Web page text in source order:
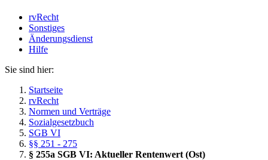
rvRecht
Sonstiges
Änderungsdienst
Hil­fe
Sie sind hier:
Startseite
rvRecht
Normen und Verträge
Sozialgesetzbuch
SGB VI
§§ 251 - 275
§ 255a SGB VI: Aktueller Rentenwert (Ost)